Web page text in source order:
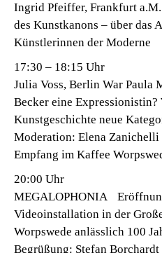
Ingrid Pfeiffer, Frankfurt
des Kunstkanons – über das
Künstlerinnen der Moderne
17:30 – 18:15 Uhr
Julia Voss, Berlin War Paula
Becker eine Expressionistin?
Kunstgeschichte neue
Moderation: Elena Zanichelli
Empfang im Kaffee
20:00 Uhr
MEGALOPHONIA
Videoinstallation in der
Worpswede anlässlich 100
Begrüßung: Stefan